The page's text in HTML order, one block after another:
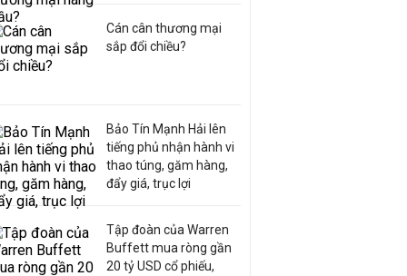
Cán cân thương mại
sắp đổi chiều?
Bảo Tín Mạnh Hải lên
tiếng phủ nhận hành vi
thao túng, găm hàng,
đẩy giá, trục lợi
Tập đoàn của Warren
Buffett mua ròng gần
20 tỷ USD cổ phiếu,